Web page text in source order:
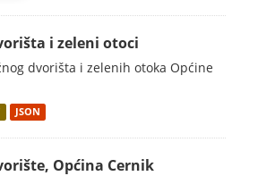
i zeleni otoci
dvorišta i zelenih otoka Općine
JSON
Općina Cernik